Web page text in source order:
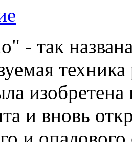
- так
и вновь